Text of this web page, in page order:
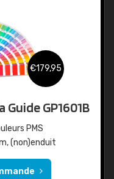
€179,95
GP1601B
PMS
(non)enduit